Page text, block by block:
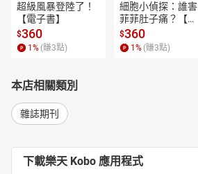
超級風暴登陸了！
【電子書】
$360
1 % (賺3點)
細胞小偵探：誰害
菲菲肚子痛？【電
子書】
$360
1 % (賺3點)
本店相關類別
雜誌期刊
下載樂天 Kobo 應用程式